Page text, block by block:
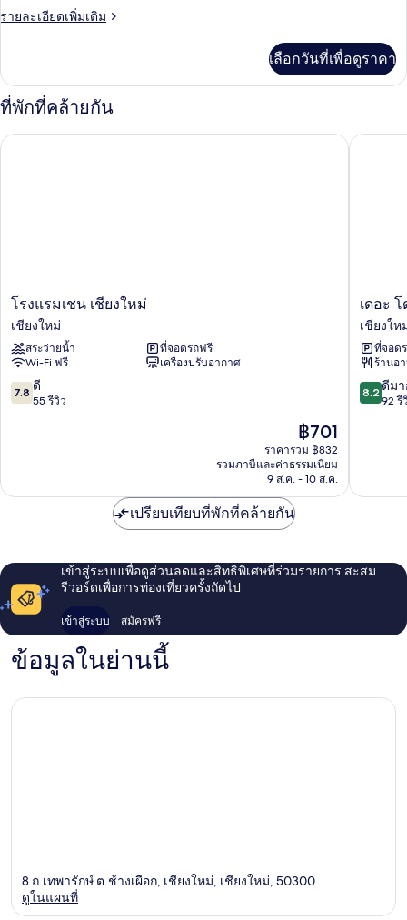
Luxury
รายละเอียดเพิ่มเติม
ราย
เกี่ยว
กับ
Luxury
Triple
Room
เลือกวันที่เพื่อดูราคา
ที่พักที่คล้ายกัน
โรงแรม
เชน
เชียงใหม่
เชียงใหม่
โรงแรมเชน เชียงใหม่
เชียงใหม่
สระว่ายน้ำ
ที่จอดรถฟรี
Wi-Fi ฟรี
เครื่องปรับอากาศ
7.8
จาก
7.8 ดี
55 รีวิว
ราคา
ปัจจุบัน
คือ
฿701
฿701
ราคารวม ฿832
รวมภาษีและค่าธรรมเนียม
9 ส.ค. - 10 ส.ค.
โรงแรมเชน เชียงใหม่
เดอะ
โดม
เรส
ซิ
เดน
ซ์
เชียงให
เดอะ
เชียงให
ที่จอด
ร้านอ
8.2
จาก
8.2 ดีม
92 รี
เดอะ โด
เปรียบเทียบที่พักที่คล้ายกัน
เข้าสู่ระบบเพื่อดูส่วนลดและสิทธิพิเศษที่ร่วมรายการ สะสม
รีวอร์ดเพื่อการท่องเที่ยวครั้งถัดไป
เข้าสู่ระบบ สมัครฟรี
ข้อมูลในย่านนี้
8 ถ.เทพารักษ์ ต.ช้างเผือก, เชียงใหม่, เชียงใหม่, 50300
ดูในแผนที่